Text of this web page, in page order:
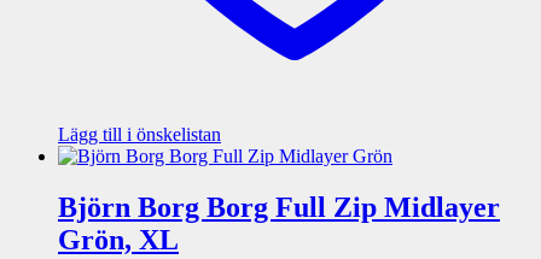
Lägg till i önskelistan
Björn Borg Borg Full Zip Midlayer
Grön, XL